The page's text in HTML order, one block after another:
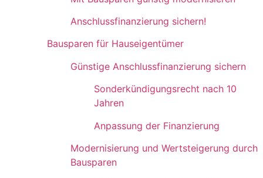
Anschlussfinanzierung sichern!
Bausparen für Hauseigentümer
Günstige Anschlussfinanzierung sichern
Sonderkündigungsrecht nach 10
Jahren
Anpassung der Finanzierung
Modernisierung und Wertsteigerung durch
Bausparen